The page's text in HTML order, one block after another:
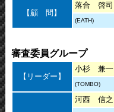
【顧 問】
落合 啓司
(EATH)
審査委員グループ
【リーダー】
小杉 兼一
(TOMBO)
河西 信之